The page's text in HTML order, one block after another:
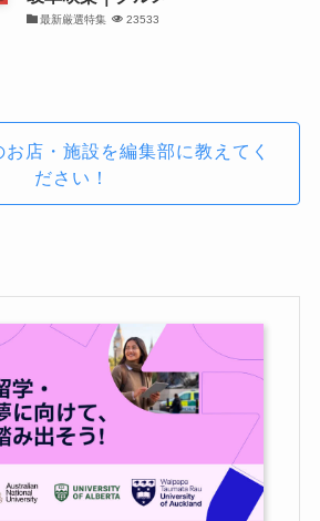
最新厳選特集 23533
お店・施設を編集部に教えてく
ださい！